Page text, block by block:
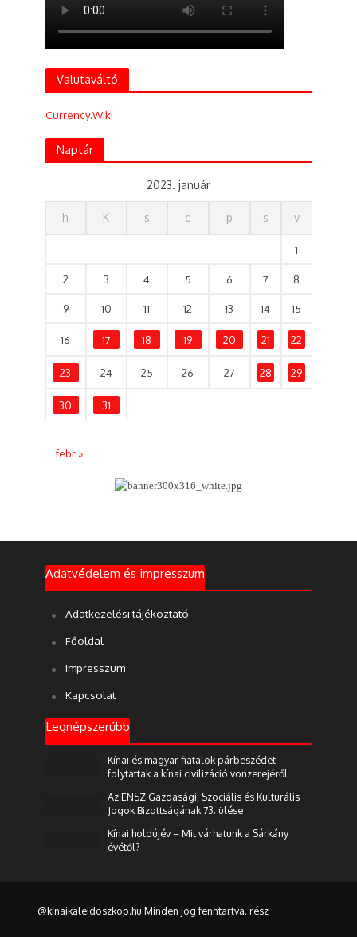
Valutaváltó
Currency.Wiki
Naptár
2023. január
h K s c p s v
1
2 3 4 5 6 7 8
9 10 11 12 13 14 15
16 17 18 19 20 21 22
23 24 25 26 27 28 29
30 31
febr »
Adatvédelem és impresszum
Adatkezelési tájékoztató
Főoldal
Impresszum
Kapcsolat
Legnépszerűbb
Kínai és magyar fiatalok párbeszédet
folytattak a kínai civilizáció vonzerejéről
Az ENSZ Gazdasági, Szociális és Kulturális
Jogok Bizottságának 73. ülése
Kínai holdújév – Mit várhatunk a Sárkány
évétől?
@kinaikaleidoszkop.hu Minden jog fenntartva. rész